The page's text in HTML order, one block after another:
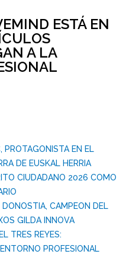
ESTÁ EN
A LA
PROTAGONISTA EN EL
DE EUSKAL HERRIA
CIUDADANO 2026 COMO
CAMPEON DEL
GILDA INNOVA
TRES REYES:
PROFESIONAL